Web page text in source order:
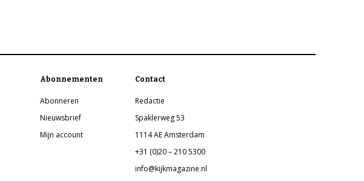
Abonnementen
Abonneren
Nieuwsbrief
Mijn account
Contact
Redactie
Spaklerweg 53
1114 AE Amsterdam
+31 (0)20 – 210 5300
info@kijkmagazine.nl